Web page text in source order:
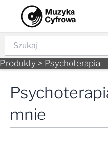
content
Szukaj
Produkty Psychoterapia -
mnie